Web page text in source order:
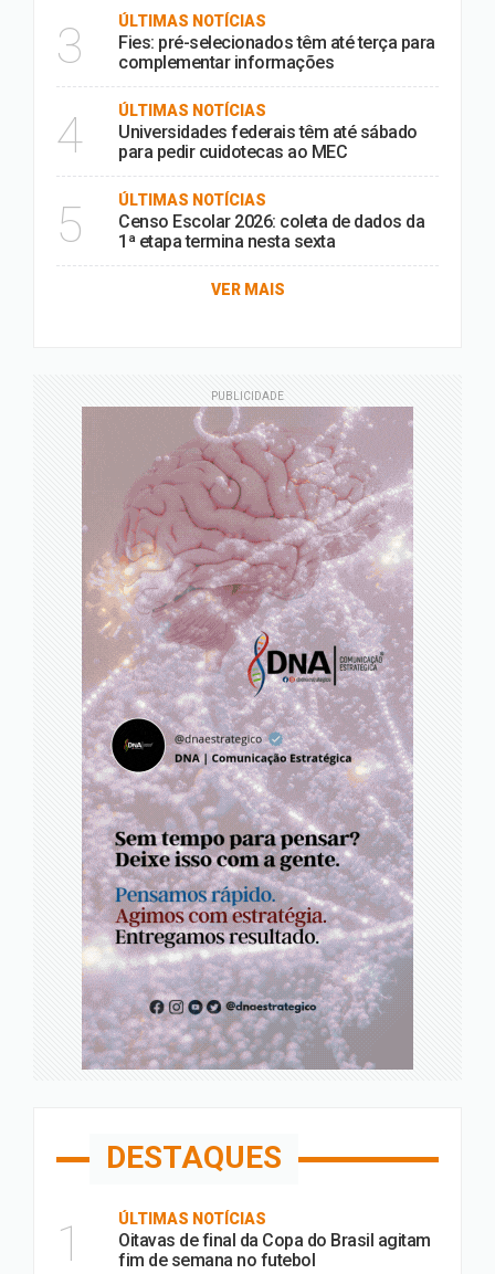
3 ÚLTIMAS NOTÍCIAS
Fies: pré-selecionados têm até terça para
complementar informações
4 ÚLTIMAS NOTÍCIAS
Universidades federais têm até sábado
para pedir cuidotecas ao MEC
5 ÚLTIMAS NOTÍCIAS
Censo Escolar 2026: coleta de dados da
1ª etapa termina nesta sexta
VER MAIS
PUBLICIDADE
DESTAQUES
1 ÚLTIMAS NOTÍCIAS
Oitavas de final da Copa do Brasil agitam
fim de semana no futebol